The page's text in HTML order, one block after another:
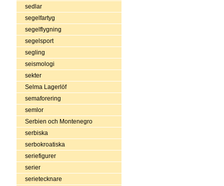
sedlar
segelfartyg
segelflygning
segelsport
segling
seismologi
sekter
Selma Lagerlöf
semaforering
semlor
Serbien och Montenegro
serbiska
serbokroatiska
seriefigurer
serier
serietecknare